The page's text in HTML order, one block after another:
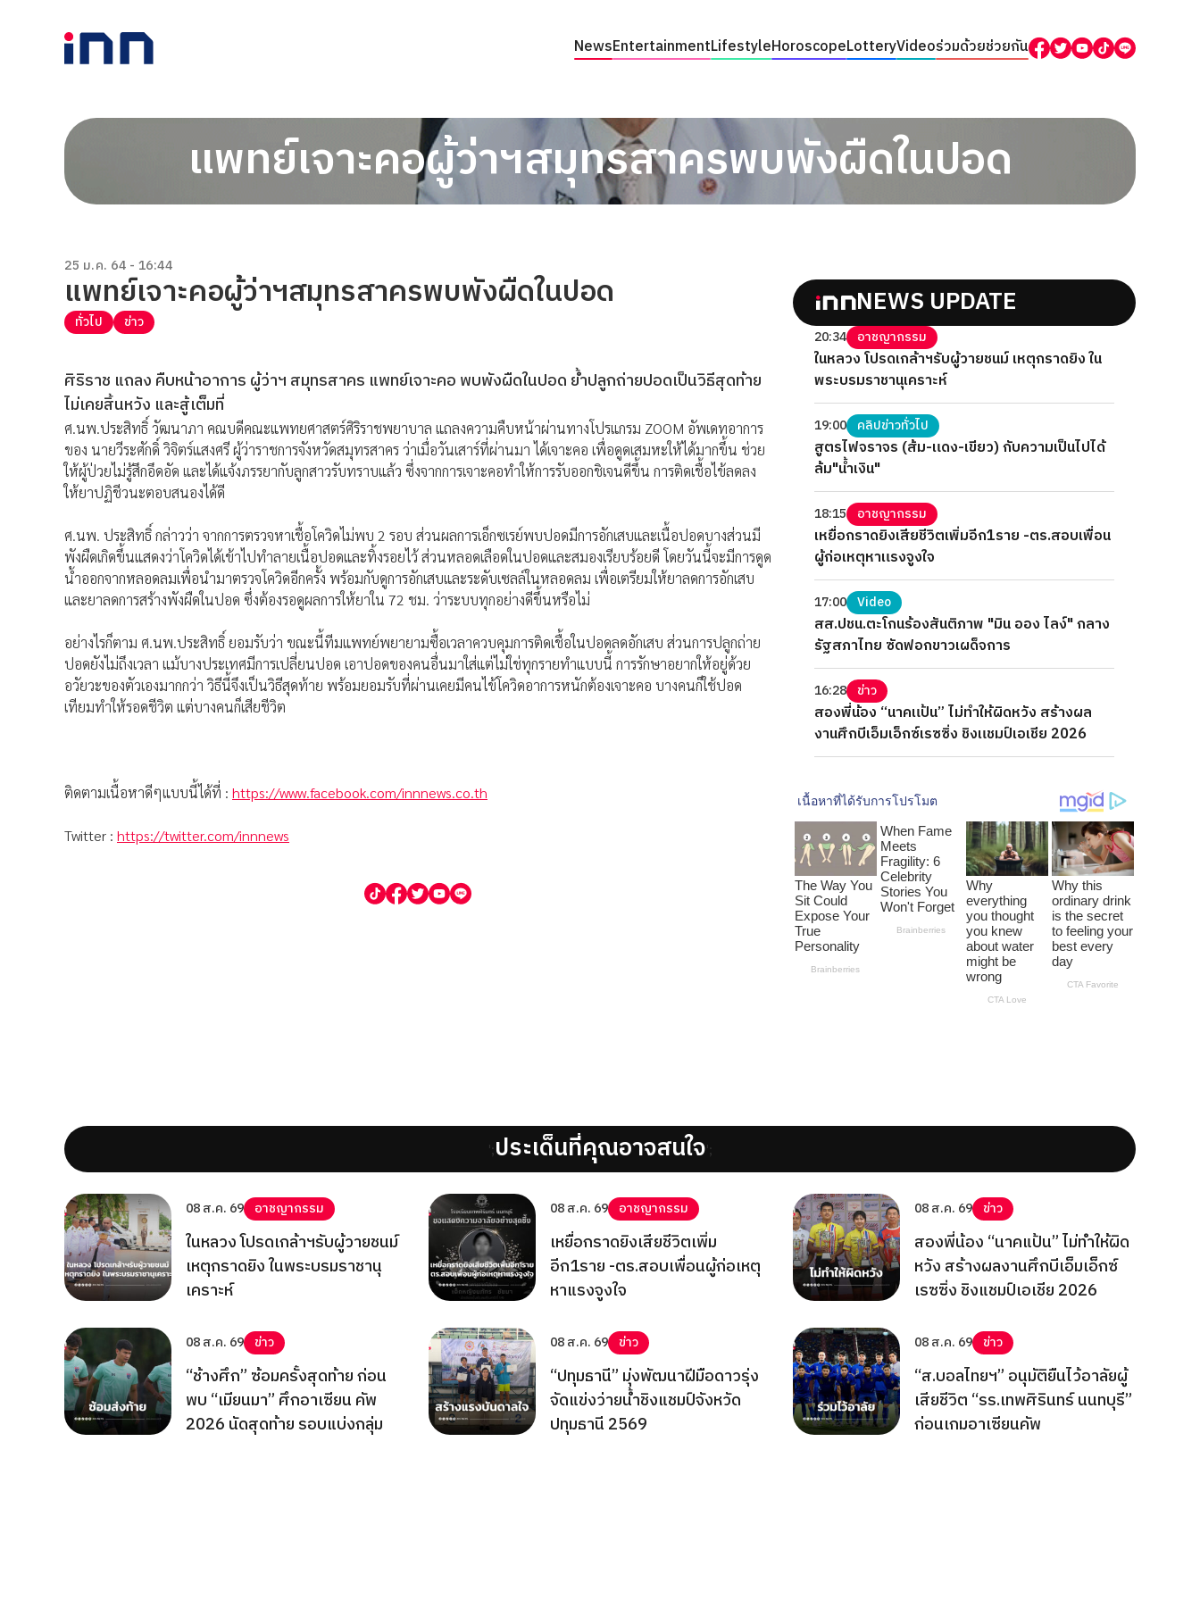
NewsEntertainmentLifestyleHoroscopeLotteryVideoร่วมด้วยช่วยกัน
แพทย์เจาะคอผู้ว่าฯสมุทรสาครพบพังผืดในปอด
25 ม.ค. 64 - 16:44
แพทย์เจาะคอผู้ว่าฯสมุทรสาครพบพังผืดในปอด
ทั่วไป ข่าว
ศิริราช แถลง คืบหน้าอาการ ผู้ว่าฯ สมุทรสาคร แพทย์เจาะคอ พบพังผืดในปอด ย้ำปลูกถ่ายปอดเป็นวิธีสุดท้าย
ไม่เคยสิ้นหวัง และสู้เต็มที่
ศ.นพ.ประสิทธิ์ วัฒนาภา คณบดีคณะแพทยศาสตร์ศิริราชพยาบาล แถลงความคืบหน้าผ่านทางโปรแกรม ZOOM อัพเดทอาการ
ของ นายวีระศักดิ์ วิจิตร์แสงศรี ผู้ว่าราชการจังหวัดสมุทรสาคร ว่าเมื่อวันเสาร์ที่ผ่านมา ได้เจาะคอ เพื่อดูดเสมหะให้ได้มากขึ้น ช่วย
ให้ผู้ป่วยไม่รู้สึกอึดอัด และได้แจ้งภรรยากับลูกสาวรับทราบแล้ว ซึ่งจากการเจาะคอทำให้การรับออกชิเจนดีขึ้น การติดเชื้อไข้ลดลง
ให้ยาปฏิชีวนะตอบสนองได้ดี
ศ.นพ. ประสิทธิ์ กล่าวว่า จากการตรวจหาเชื้อโควิดไม่พบ 2 รอบ ส่วนผลการเอ็กซเรย์พบปอดมีการอักเสบและเนื้อปอดบางส่วนมี
พังผืดเกิดขึ้นแสดงว่าโควิดได้เข้าไปทำลายเนื้อปอดและทิ้งรอยไว้ ส่วนหลอดเลือดในปอดและสมองเรียบร้อยดี โดยวันนี้จะมีการดูด
น้ำออกจากหลอดลมเพื่อนำมาตรวจโควิดอีกครั้ง พร้อมกับดูการอักเสบและระดับเซลล์ในหลอดลม เพื่อเตรียมให้ยาลดการอักเสบ
และยาลดการสร้างพังผืดในปอด ซึ่งต้องรอดูผลการให้ยาใน 72 ชม. ว่าระบบทุกอย่างดีขึ้นหรือไม่
อย่างไรก็ตาม ศ.นพ.ประสิทธิ์ ยอมรับว่า ขณะนี้ทีมแพทย์พยายามซื้อเวลาควบคุมการติดเชื้อในปอดลดอักเสบ ส่วนการปลูกถ่าย
ปอดยังไม่ถึงเวลา แม้บางประเทศมีการเปลี่ยนปอด เอาปอดของคนอื่นมาใส่แต่ไม่ใช่ทุกรายทำแบบนี้ การรักษาอยากให้อยู่ด้วย
อวัยวะของตัวเองมากกว่า วิธีนี้จึงเป็นวิธีสุดท้าย พร้อมยอมรับที่ผ่านเคยมีคนไข้โควิดอาการหนักต้องเจาะคอ บางคนก็ใช้ปอด
เทียมทำให้รอดชีวิต แต่บางคนก็เสียชีวิต
ติดตามเนื้อหาดีๆแบบนี้ได้ที่ : https://www.facebook.com/innnews.co.th
Twitter : https://twitter.com/innnews
NEWS UPDATE
20:34 อาชญากรรม
ในหลวง โปรดเกล้าฯรับผู้วายชนม์ เหตุกราดยิง ใน
พระบรมราชานุเคราะห์
19:00 คลิปข่าวทั่วไป
สูตรไฟจราจร (ส้ม-แดง-เขียว) กับความเป็นไปได้
ล้ม"น้ำเงิน"
18:15 อาชญากรรม
เหยื่อกราดยิงเสียชีวิตเพิ่มอีก1ราย -ตร.สอบเพื่อน
ผู้ก่อเหตุหาแรงจูงใจ
17:00 Video
สส.ปชน.ตะโกนร้องสันติภาพ "มิน ออง ไลง์" กลาง
รัฐสภาไทย ซัดฟอกขาวเผด็จการ
16:28 ข่าว
สองพี่น้อง “นาคแป้น” ไม่ทำให้ผิดหวัง สร้างผล
งานศึกบีเอ็มเอ็กซ์เรซซิ่ง ชิงแชมป์เอเชีย 2026
';ประเด็นที่คุณอาจสนใจ';
08 ส.ค. 69 อาชญากรรม
ในหลวง โปรดเกล้าฯรับผู้วายชนม์
เหตุกราดยิง ในพระบรมราชานุ
เคราะห์
08 ส.ค. 69 อาชญากรรม
เหยื่อกราดยิงเสียชีวิตเพิ่ม
อีก1ราย -ตร.สอบเพื่อนผู้ก่อเหตุ
หาแรงจูงใจ
08 ส.ค. 69 ข่าว
สองพี่น้อง “นาคแป้น” ไม่ทำให้ผิด
หวัง สร้างผลงานศึกบีเอ็มเอ็กซ์
เรซซิ่ง ชิงแชมป์เอเชีย 2026
08 ส.ค. 69 ข่าว
“ช้างศึก” ซ้อมครั้งสุดท้าย ก่อน
พบ “เมียนมา” ศึกอาเซียน คัพ
2026 นัดสุดท้าย รอบแบ่งกลุ่ม
08 ส.ค. 69 ข่าว
“ปทุมธานี” มุ่งพัฒนาฝีมือดาวรุ่ง
จัดแข่งว่ายน้ำชิงแชมป์จังหวัด
ปทุมธานี 2569
08 ส.ค. 69 ข่าว
“ส.บอลไทยฯ” อนุมัติยืนไว้อาลัยผู้
เสียชีวิต “รร.เทพศิรินทร์ นนทบุรี”
ก่อนเกมอาเซียนคัพ